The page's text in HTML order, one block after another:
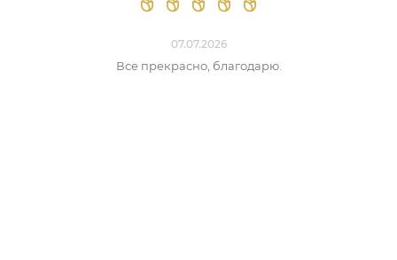
07.07.2026
Все прекрасно, благодарю.